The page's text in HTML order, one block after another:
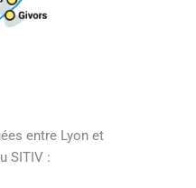
entre Lyon et
SITIV :